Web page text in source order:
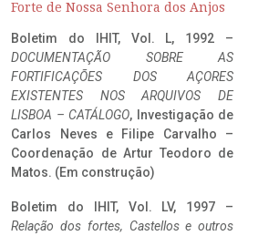
Forte de Nossa Senhora dos Anjos
Boletim do IHIT, Vol. L, 1992 –
DOCUMENTAÇÃO SOBRE AS
FORTIFICAÇÕES DOS AÇORES
EXISTENTES NOS ARQUIVOS DE
LISBOA – CATÁLOGO, Investigação de
Carlos Neves e Filipe Carvalho –
Coordenação de Artur Teodoro de
Matos. (Em construção)
Boletim do IHIT, Vol. LV, 1997 –
Relação dos fortes, Castellos e outros